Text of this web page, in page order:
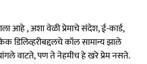
आहे , अशा वेळी प्रेमाचे संदेश, ई-कार्ड,
डिलिव्हरीबद्दलचे कॉल सामान्य झाले
वाटते, पण ते नेहमीच हे खरे प्रेम नसते.